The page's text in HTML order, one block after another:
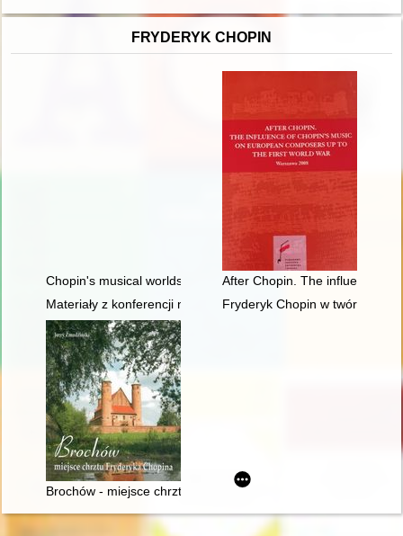
FRYDERYK CHOPIN
Chopin's musical worlds the 1840'sAfter Chopin. The influence of
Materiały z konferencji naukowej "Twórczość naukowa i
Fryderyk Chopin w twórczości
Brochów - miejsce chrztu Fryderyka Chopina